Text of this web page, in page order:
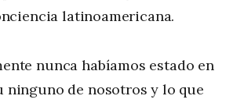
latinoamericana.
nunca habíamos estado en
ninguno de nosotros y lo que